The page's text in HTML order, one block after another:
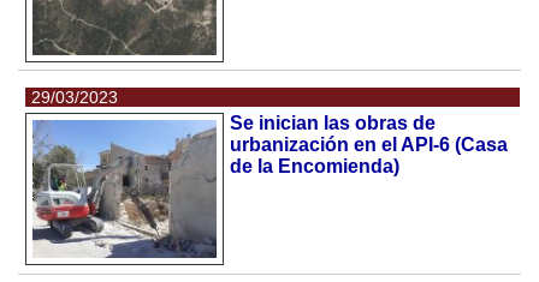
29/03/2023
Se inician las obras de
urbanización en el API-6 (Casa
de la Encomienda)